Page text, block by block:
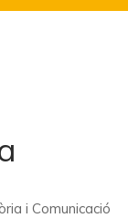
i Comunicació